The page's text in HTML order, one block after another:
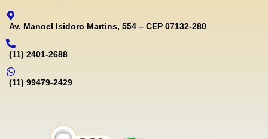
Av. Manoel Isidoro Martins, 554 – CEP 07132-280
(11) 2401-2688
(11) 99479-2429